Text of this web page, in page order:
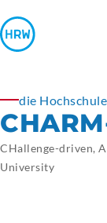
die
CHallenge-driven,
University